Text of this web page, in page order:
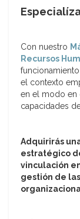
Con nuestro
Recursos
el contexto
en el modo en
capacidades
Adquirirás
estratégico
vinculación
gestión de